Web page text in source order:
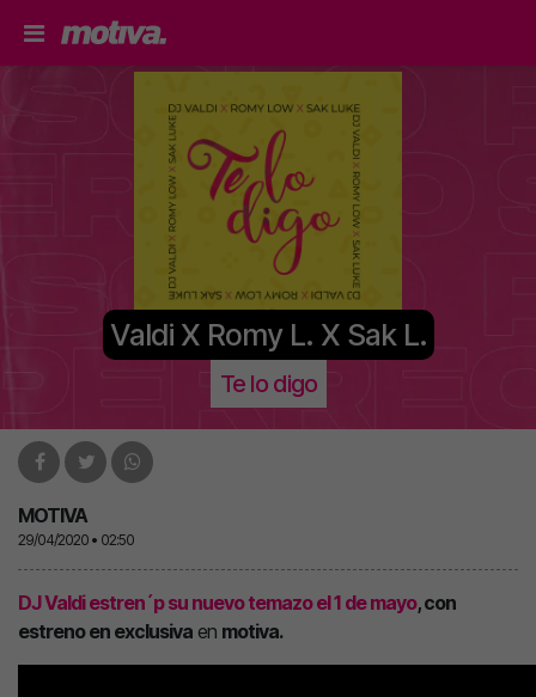
Valdi X Romy L. X Sak L.
Te lo digo
MOTIVA
29/04/2020 • 02:50
DJ Valdi estren´p su nuevo temazo el 1 de mayo, con
estreno en exclusiva en motiva.